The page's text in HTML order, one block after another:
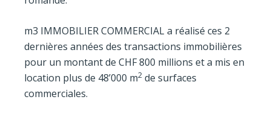
m3 IMMOBILIER COMMERCIAL a réalisé ces 2
dernières années des transactions immobilières
pour un montant de CHF 800 millions et a mis en
location plus de 48’000 m2 de surfaces
commerciales.